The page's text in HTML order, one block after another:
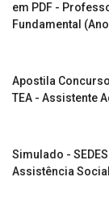
em PDF -
Fundamental
Apostila
TEA - Assistente
Simulado -
Assistência